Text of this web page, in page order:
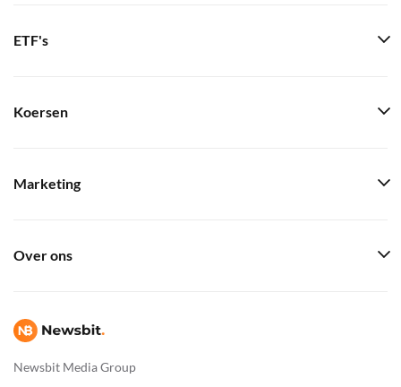
Newsbit Media Group
ETF's
Koersen
Marketing
Over ons